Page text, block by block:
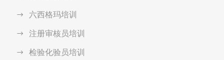
六西格玛培训
注册审核员培训
检验化验员培训